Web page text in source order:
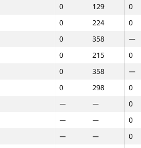
0 129
0
0 224
0
0 358
—
0 215
0
0 358
—
0 298
0
— —
0
— —
0
— —
0
0 129
0
0 224
0
0 358
—
0 215
0
0 358
—
0 298
0
— —
0
— —
0
— —
0